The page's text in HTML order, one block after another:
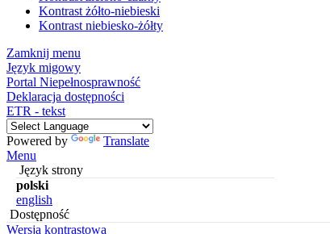
Kontrast żółto-niebieski
Kontrast niebiesko-żółty
Zamknij menu
Język migowy
Portal Niepełnosprawność
Deklaracja dostępności
ETR - tekst
Powered by
Translate
Menu
Język strony
polski
english
Dostępność
Wersja kontrastowa